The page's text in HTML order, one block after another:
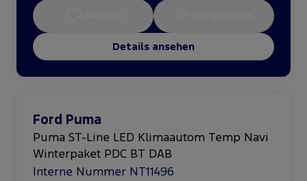
Details ansehen
Ford Puma
Puma ST-Line LED Klimaautom Temp Navi
Winterpaket PDC BT DAB
Interne Nummer NT11496